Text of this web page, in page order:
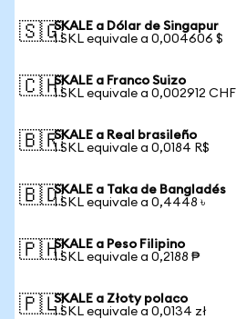
🇸🇬SKALE a Dólar de Singapur
1 SKL equivale a 0,004606 $
🇨🇭SKALE a Franco Suizo
1 SKL equivale a 0,002912 CHF
🇧🇷SKALE a Real brasileño
1 SKL equivale a 0,0184 R$
🇧🇩SKALE a Taka de Bangladés
1 SKL equivale a 0,4448 ৳
🇵🇭SKALE a Peso Filipino
1 SKL equivale a 0,2188 ₱
🇵🇱SKALE a Złoty polaco
1 SKL equivale a 0,0134 zł